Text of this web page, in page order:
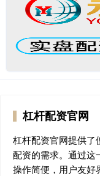
杠杆配资官网
杠杆配资官网提供了
配资的需求。通过这
操作简便，用户友好